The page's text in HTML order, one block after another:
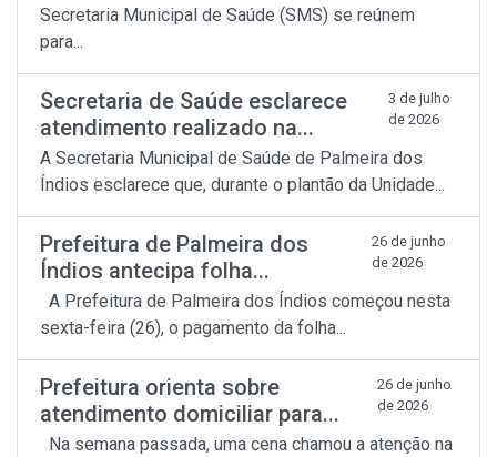
Secretaria Municipal de Saúde (SMS) se reúnem
para...
Secretaria de Saúde esclarece
atendimento realizado na...
3 de julho
de 2026
A Secretaria Municipal de Saúde de Palmeira dos
Índios esclarece que, durante o plantão da Unidade...
Prefeitura de Palmeira dos
Índios antecipa folha...
26 de junho
de 2026
A Prefeitura de Palmeira dos Índios começou nesta
sexta-feira (26), o pagamento da folha...
Prefeitura orienta sobre
atendimento domiciliar para...
26 de junho
de 2026
Na semana passada, uma cena chamou a atenção na